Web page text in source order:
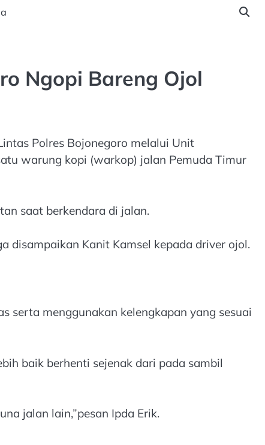
Ngopi Bareng Ojol
Polres Bojonegoro melalui Unit
warung kopi (warkop) jalan Pemuda Timur
saat berkendara di jalan.
disampaikan Kanit Kamsel kepada driver ojol.
serta menggunakan kelengkapan yang sesuai
baik berhenti sejenak dari pada sambil
jalan lain,”pesan Ipda Erik.